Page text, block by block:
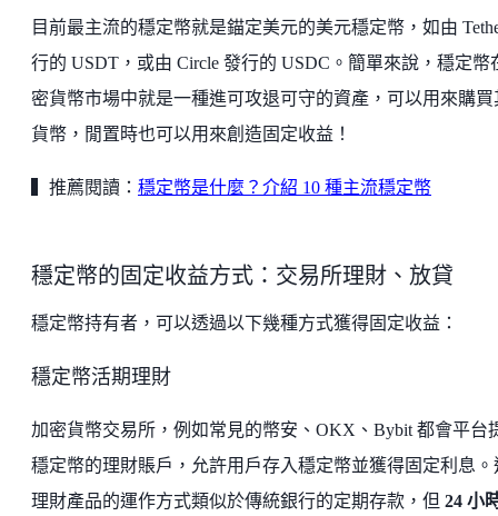
目前最主流的穩定幣就是錨定美元的美元穩定幣，如由
行的 USDT，或由 Circle 發行的 USDC。簡單來說，穩定幣
密貨幣市場中就是一種進可攻退可守的資產，可以用來購買
貨幣，閒置時也可以用來創造固定收益！
▍推薦閱讀： 穩定幣是什麼？介紹 10 種主流穩定幣
穩定幣的固定收益方式：交易所理財、放貸
穩定幣持有者，可以透過以下幾種方式獲得固定收益：
穩定幣活期理財
加密貨幣交易所，例如常見的幣安、OKX、Bybit 都會平台
穩定幣的理財賬戶，允許用戶存入穩定幣並獲得固定利息。
理財產品的運作方式類似於傳統銀行的定期存款，但 24 小